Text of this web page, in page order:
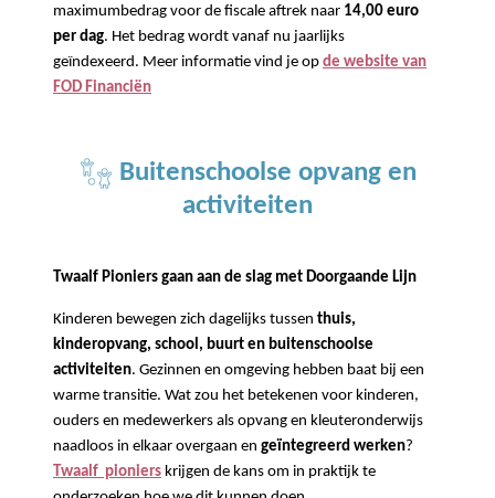
maximumbedrag voor de fiscale aftrek naar 14,00 euro
per dag. Het bedrag wordt vanaf nu jaarlijks
geïndexeerd. Meer informatie vind je op de website van
FOD Financiën
Buitenschoolse opvang en
activiteiten
Twaalf Pioniers gaan aan de slag met Doorgaande Lijn
Kinderen bewegen zich dagelijks tussen thuis,
kinderopvang, school, buurt en buitenschoolse
activiteiten. Gezinnen en omgeving hebben baat bij een
warme transitie. Wat zou het betekenen voor kinderen,
ouders en medewerkers als opvang en kleuteronderwijs
naadloos in elkaar overgaan en geïntegreerd werken?
Twaalf pioniers krijgen de kans om in praktijk te